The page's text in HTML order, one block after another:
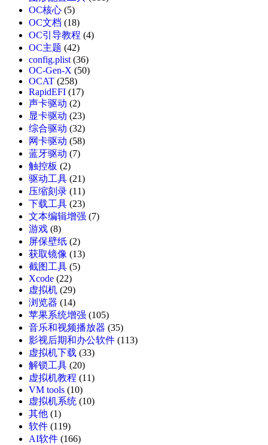
OC核心 (5)
OC文档 (18)
OC引导教程 (4)
OC主题 (42)
config.plist(36)
OC-Gen-X (50)
OCAT (258)
RapidEFI (17)
声卡驱动 (2)
显卡驱动 (23)
综合驱动 (32)
网卡驱动 (58)
蓝牙驱动 (7)
触控板 (2)
驱动工具 (21)
压缩刻录 (11)
下载工具 (23)
文本编辑增强 (7)
游戏 (8)
屏保壁纸 (2)
获取镜像 (13)
截图工具 (5)
Xcode (22)
虚拟机 (29)
浏览器 (14)
苹果系统增强 (105)
音乐和视频播放器 (35)
影视后期和办公软件 (113)
虚拟机下载 (33)
解锁工具 (20)
虚拟机教程 (11)
VM tools (10)
虚拟机系统 (10)
其他 (1)
软件 (119)
AI软件 (166)